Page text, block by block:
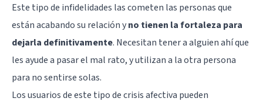
Este tipo de infidelidades las cometen las personas que
están acabando su relación yno tienen la fortaleza para
dejarla definitivamente. Necesitan tener a alguien ahí que
les ayude a pasar el mal rato, y utilizan a la otra persona
para no sentirse solas.
Los usuarios de este tipo de crisis afectiva pueden